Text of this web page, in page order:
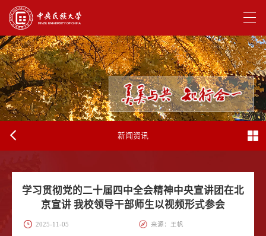
新闻资讯
学习贯彻党的二十届四中全会精神中央宣讲团在北
京宣讲 我校领导干部师生以视频形式参会
2025-11-05 来源：王帆